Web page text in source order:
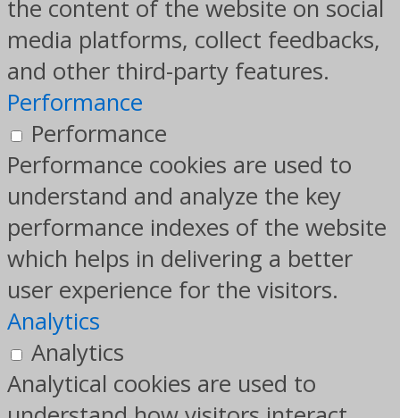
the content of the website on social
media platforms, collect feedbacks,
and other third-party features.
Performance
Performance
Performance cookies are used to
understand and analyze the key
performance indexes of the website
which helps in delivering a better
user experience for the visitors.
Analytics
Analytics
Analytical cookies are used to